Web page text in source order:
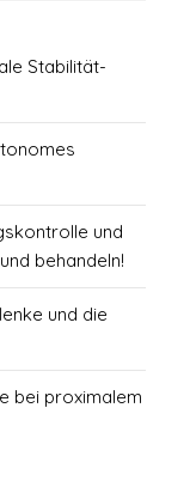
Stabilität-
und
behandeln!
und die
bei proximalem